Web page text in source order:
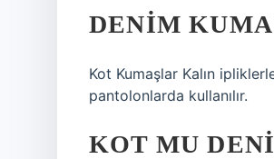
DENIM
Kot Kumaşlar Kalın
pantolonlarda kullanılır.
KOT MU